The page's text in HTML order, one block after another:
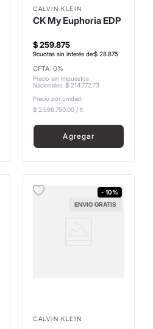
CALVIN KLEIN
CK My Euphoria EDP
$259.875
9cuotas sin interés de:$ 28875
CFTA: 0%
Precio sin Impuestos
Nacionales: $ 214772 73
Precio por unidad:
$ 2.598.750,00 / lt
Agregar
- 10%
ENVIO GRATIS
CALVIN KLEIN